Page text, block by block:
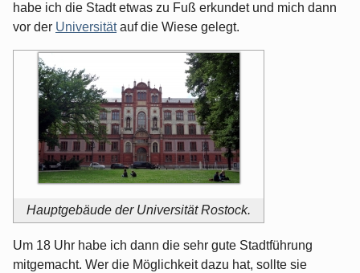
habe ich die Stadt etwas zu Fuß erkundet und mich dann
vor der Universitätauf die Wiese gelegt.
Hauptgebäude der Universität Rostock.
Um 18 Uhr habe ich dann die sehr gute Stadtführung
mitgemacht. Wer die Möglichkeit dazu hat, sollte sie